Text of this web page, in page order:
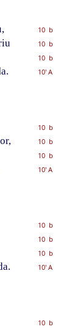
10 b
10 b
10 b
10' A
10 b
10 b
10 b
10' A
10 b
10 b
10 b
10' A
10 b